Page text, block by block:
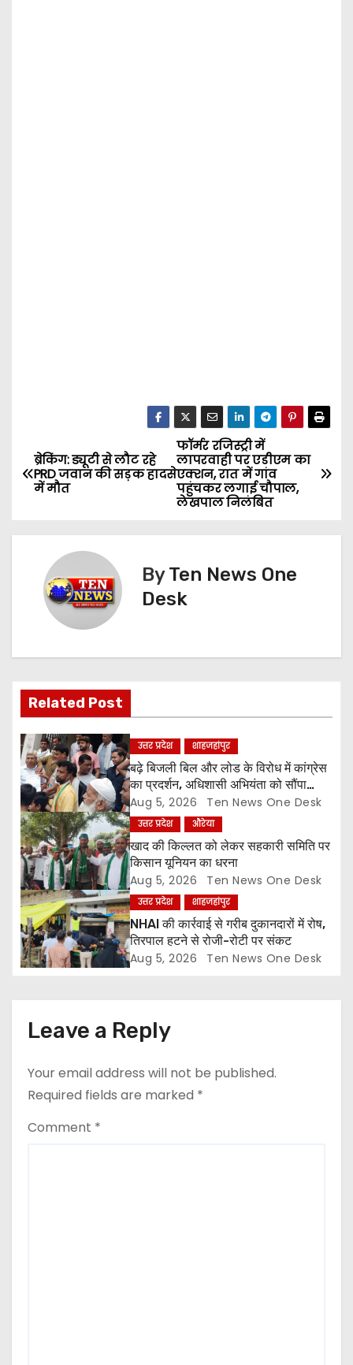
P
o
v
i
g
a
t
i
o
n
फॉर्मर रजिस्ट्री में
लापरवाही पर एडीएम का
एक्शन, रात में गांव
पहुंचकर लगाई चौपाल,
लेखपाल निलंबित
ब्रेकिंग: ड्यूटी से लौट रहे
PRD जवान की सड़क हादसे
में मौत
ByTen News One
Desk
Related Post
उत्तर प्रदेश शाहजहांपुर
बढ़े बिजली बिल और लोड के विरोध में कांग्रेस
का प्रदर्शन, अधिशासी अभियंता को सौंपा
ज्ञापन
Aug 5, 2026 Ten News One Desk
उत्तर प्रदेश औरेया
खाद की किल्लत को लेकर सहकारी समिति पर
किसान यूनियन का धरना
Aug 5, 2026 Ten News One Desk
उत्तर प्रदेश शाहजहांपुर
NHAI की कार्रवाई से गरीब दुकानदारों में रोष,
तिरपाल हटने से रोजी-रोटी पर संकट
Aug 5, 2026 Ten News One Desk
Leave a Reply
Your email address will not be published.
Required fields are marked *
Comment *